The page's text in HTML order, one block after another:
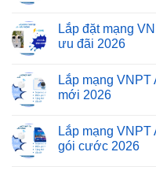
Lắp đặt mạng
ưu đãi 2026
Lắp mạng
mới 2026
Lắp mạng
gói cước 2026